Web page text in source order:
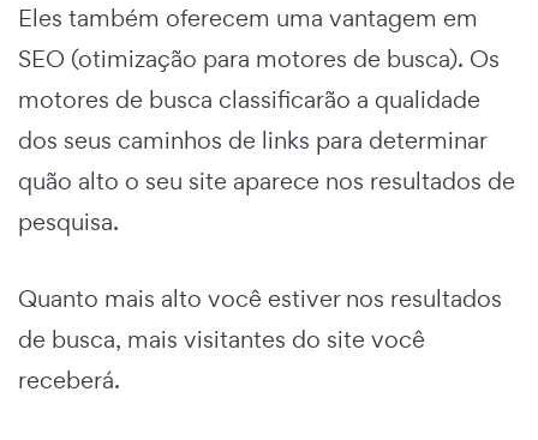
Eles também oferecem uma vantagem em
SEO (otimização para motores de busca). Os
motores de busca classificarão a qualidade
dos seus caminhos de links para determinar
quão alto o seu site aparece nos resultados de
pesquisa.
Quanto mais alto você estiver nos resultados
de busca, mais visitantes do site você
receberá.